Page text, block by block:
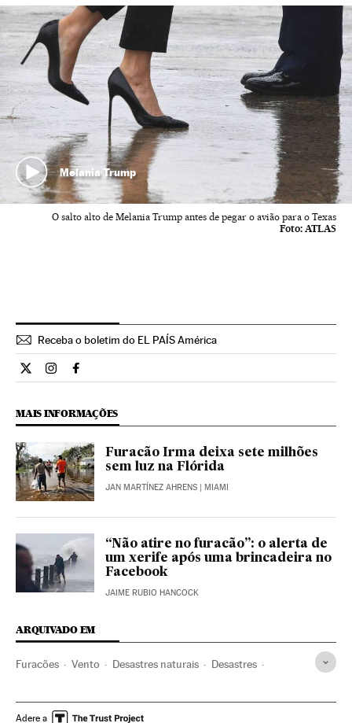
Melania Trump
O salto alto de Melania Trump antes de pegar o avião para o Texas
Foto: ATLAS
Receba o boletim do EL PAÍS América
Internacional El País Brasil en Twitter
Internacional El País Brasil en Instagram
Internacional El País Brasil en Facebook
MAIS INFORMAÇÕES
Furacão Irma deixa sete milhões
sem luz na Flórida
JAN MARTÍNEZ AHRENS | MIAMI
“Não atire no furacão”: o alerta de
um xerife após uma brincadeira no
Facebook
JAIME RUBIO HANCOCK
ARQUIVADO EM
Furacões Vento Desastres naturais Desastres
Adere a